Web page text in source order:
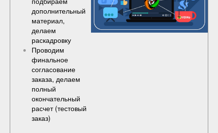
дополнительный
материал,
делаем
раскадровку
Проводим
финальное
согласование
заказа, делаем
полный
окончательный
расчет (тестовый
заказ)